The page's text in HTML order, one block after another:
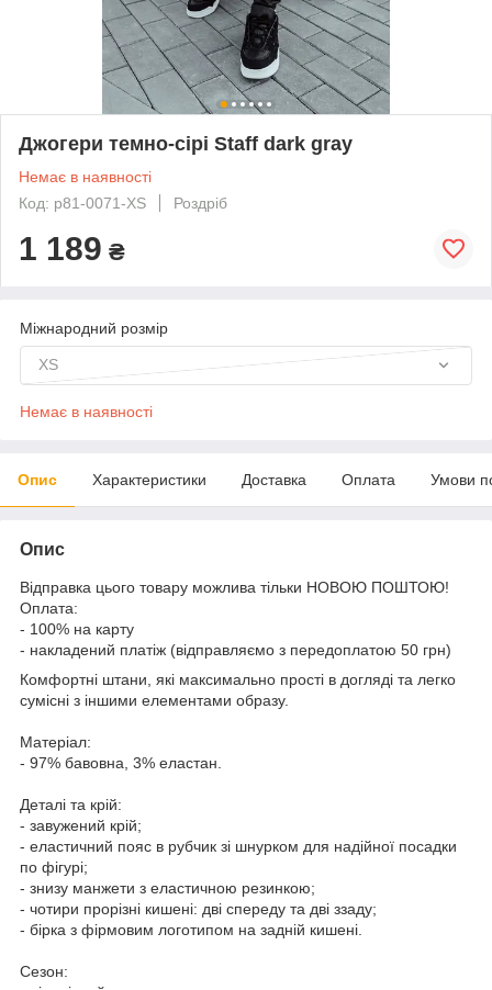
Джогери темно-сірі Staff dark gray
Немає в наявності
Код: p81-0071-XS
Роздріб
1 189 ₴
Міжнародний розмір
XS
Немає в наявності
Опис Характеристики Доставка Оплата Умови
Опис
Відправка цього товару можлива тільки НОВОЮ ПОШТОЮ!
Оплата:
- 100% на карту
- накладений платіж (відправляємо з передоплатою 50 грн)
Комфортні штани, які максимально прості в догляді та легко
сумісні з іншими елементами образу.
Матеріал:
- 97% бавовна, 3% еластан.
Деталі та крій:
- завужений крій;
- еластичний пояс в рубчик зі шнурком для надійної посадки
по фігурі;
- знизу манжети з еластичною резинкою;
- чотири прорізні кишені: дві спереду та дві ззаду;
- бірка з фірмовим логотипом на задній кишені.
Сезон: